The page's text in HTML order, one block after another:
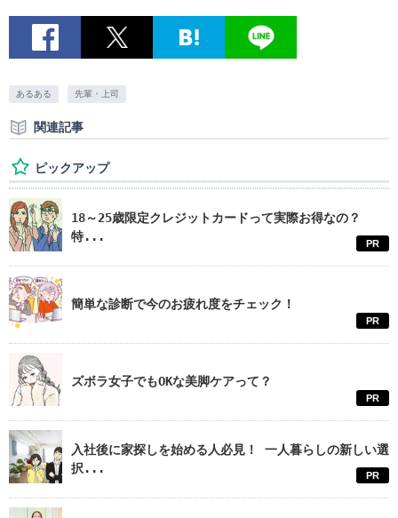
あるある 先輩・上司
関連記事
ピックアップ
18～25歳限定クレジットカードって実際お得なの？
特...
PR
簡単な診断で今のお疲れ度をチェック！
PR
ズボラ女子でもOKな美脚ケアって？
PR
入社後に家探しを始める人必見！ 一人暮らしの新しい選
択...
PR